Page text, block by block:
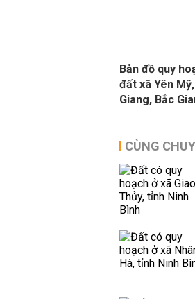
Bản đồ quy
đất xã Yên
Giang, Bắc
CÙNG